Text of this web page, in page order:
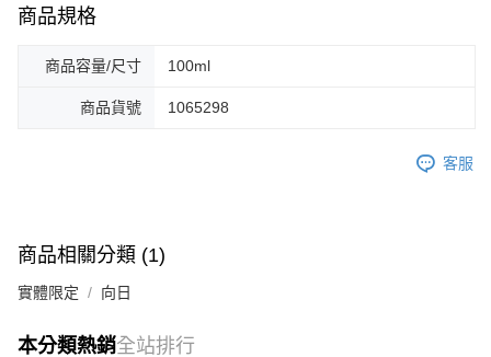
商品規格
商品容量/尺寸 100ml
商品貨號 1065298
客服
商品相關分類 (1)
實體限定 向日
本分類熱銷全站排行